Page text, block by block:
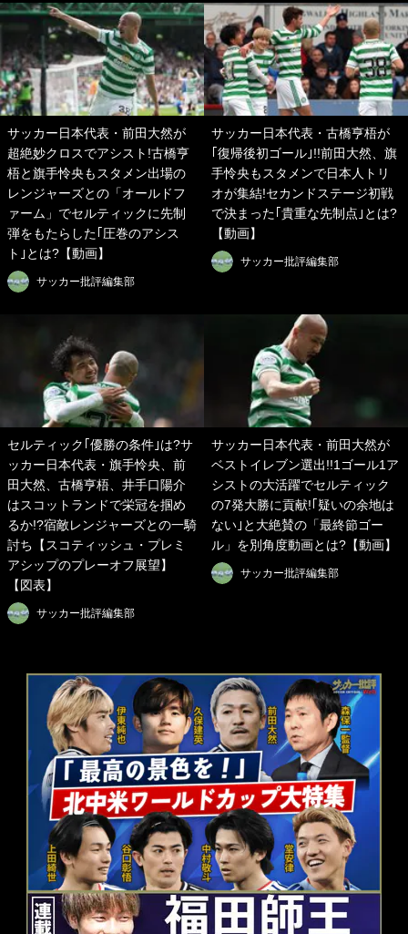
サッカー日本代表・前田大然が
超絶妙クロスでアシスト!古橋亨
梧と旗手怜央もスタメン出場の
レンジャーズとの「オールドフ
ァーム」でセルティックに先制
弾をもたらした｢圧巻のアシス
ト｣とは?【動画】
サッカー批評編集部
サッカー日本代表・古橋亨梧が
｢復帰後初ゴール｣!!前田大然、旗
手怜央もスタメンで日本人トリ
オが集結!セカンドステージ初戦
で決まった｢貴重な先制点｣とは?
【動画】
サッカー批評編集部
セルティック｢優勝の条件｣は?サ
ッカー日本代表・旗手怜央、前
田大然、古橋亨梧、井手口陽介
はスコットランドで栄冠を掴め
るか!?宿敵レンジャーズとの一騎
討ち【スコティッシュ・プレミ
アシップのプレーオフ展望】
【図表】
サッカー批評編集部
サッカー日本代表・前田大然が
ベストイレブン選出!!1ゴール1ア
シストの大活躍でセルティック
の7発大勝に貢献!｢疑いの余地は
ない｣と大絶賛の「最終節ゴー
ル」を別角度動画とは?【動画】
サッカー批評編集部